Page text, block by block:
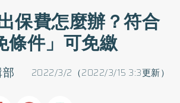
保費怎麼辦？符合
條件」可免繳
2022/3/2（2022/3/15 3:3更新）